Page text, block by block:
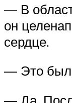
— В
он
сердце.
— Это был